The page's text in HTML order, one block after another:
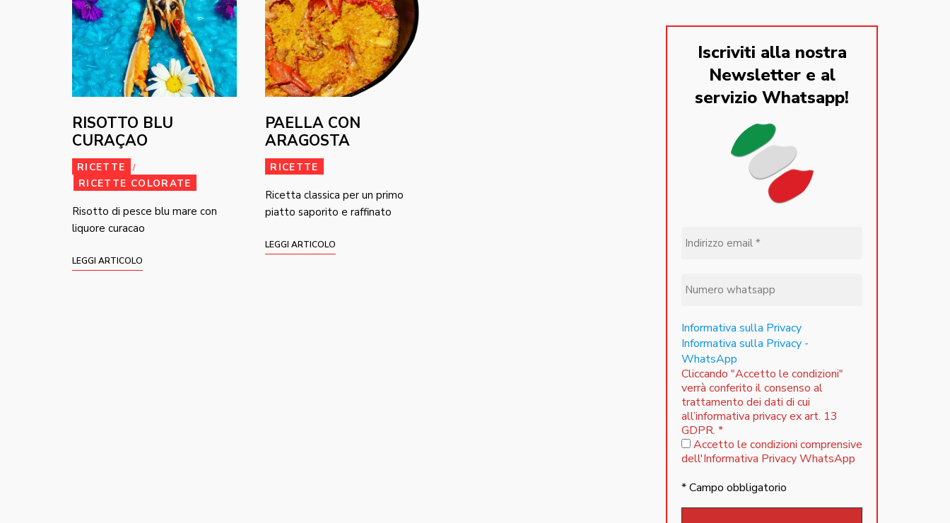
RISOTTO BLU
CURAÇAO
RICETTE /
RICETTE COLORATE
Risotto di pesce blu mare con
liquore curacao
LEGGI ARTICOLO
PAELLA CON
ARAGOSTA
RICETTE
Ricetta classica per un primo
piatto saporito e raffinato
LEGGI ARTICOLO
Iscriviti alla nostra
Newsletter e al
servizio Whatsapp!
Informativa sulla Privacy
Informativa sulla Privacy -
WhatsApp
Cliccando "Accetto le condizioni"
verrà conferito il consenso al
trattamento dei dati di cui
all’informativa privacy ex art. 13
GDPR. *
Accetto le condizioni comprensive
dell'Informativa Privacy WhatsApp
* Campo obbligatorio